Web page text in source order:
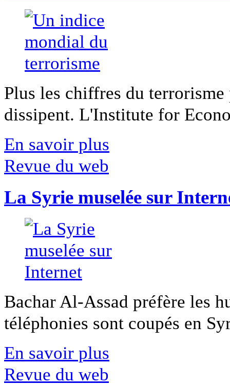
Plus les chiffres du
dissipent. L'Institute for
En savoir plus
Revue du web
La Syrie muselée sur
Bachar Al-Assad préfère les
téléphonies sont coupés en
En savoir plus
Revue du web